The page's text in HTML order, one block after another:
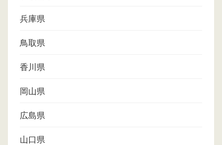
兵庫県
鳥取県
香川県
岡山県
広島県
山口県